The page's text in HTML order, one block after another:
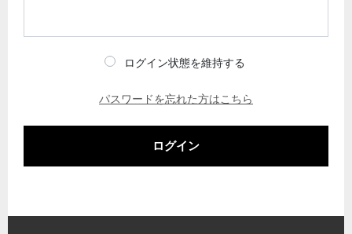
ログイン状態を維持する
パスワードを忘れた方はこちら
ログイン